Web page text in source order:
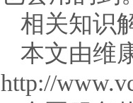
相关知识
本文由维
http://